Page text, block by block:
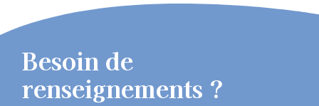
Besoin de
renseignements ?